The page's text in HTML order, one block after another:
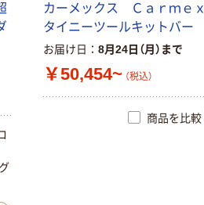
グ
カー メ ック ス Ｃ ａ ｒ ｍ ｅ ｘ
タイニーツールキ ッ トバー
お届け日 8月24日（月）まで
￥50,454~ （税込）
商品を比較